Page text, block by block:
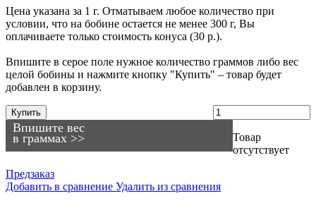
Цена указана за 1 г. Отматываем любое количество при
условии, что на бобине остается не менее 300 г, Вы
оплачиваете только стоимость конуса (30 р.).
Впишите в серое поле нужное количество граммов либо вес
целой бобины и нажмите кнопку "Купить" – товар будет
добавлен в корзину.
Впишите вес
в граммах >>
Купить
Товар
отсутствует
Предзаказ
Добавить в сравнение Удалить из сравнения